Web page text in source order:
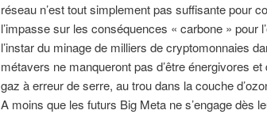
réseau n’est tout simplement pas suffisante pour
l’impasse sur les conséquences « carbone » pour
l’instar du minage de milliers de cryptomonnaies
métavers ne manqueront pas d’être énergivores
gaz à erreur de serre, au trou dans la couche
A moins que les futurs Big Meta ne s’engage dès